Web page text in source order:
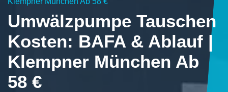
Umwälzpumpe Tauschen
Kosten: BAFA & Ablauf |
Klempner München Ab
58 €